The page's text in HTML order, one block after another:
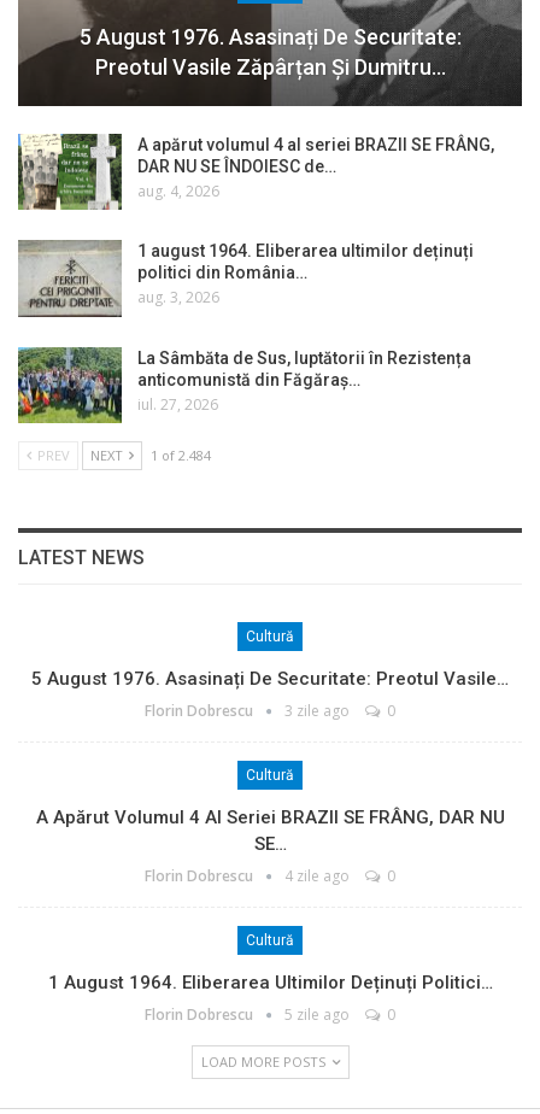
5 August 1976. Asasinați De Securitate:
Preotul Vasile Zăpârțan Și Dumitru…
A apărut volumul 4 al seriei BRAZII SE FRÂNG,
DAR NU SE ÎNDOIESC de…
aug. 4, 2026
1 august 1964. Eliberarea ultimilor deținuți
politici din România…
aug. 3, 2026
La Sâmbăta de Sus, luptătorii în Rezistența
anticomunistă din Făgăraș…
iul. 27, 2026
PREV NEXT 1 of 2.484
LATEST NEWS
Cultură
5 August 1976. Asasinați De Securitate: Preotul Vasile…
Florin Dobrescu 3 zile ago 0
Cultură
A Apărut Volumul 4 Al Seriei BRAZII SE FRÂNG, DAR NU
SE…
Florin Dobrescu 4 zile ago 0
Cultură
1 August 1964. Eliberarea Ultimilor Deținuți Politici…
Florin Dobrescu 5 zile ago 0
LOAD MORE POSTS